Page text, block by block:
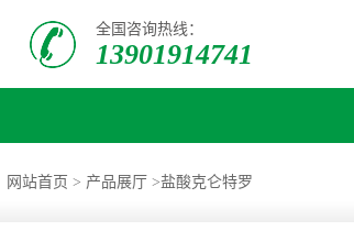
全国咨询热线：
13901914741
网站首页 > 产品展厅 >盐酸克仑特罗